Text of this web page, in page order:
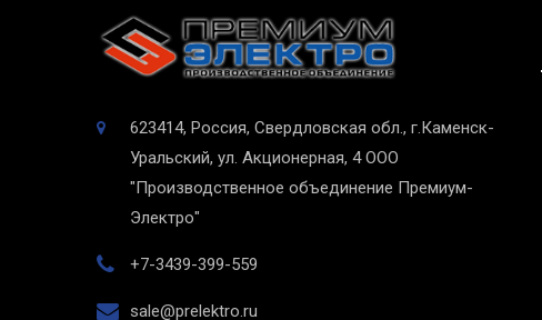
623414, Россия, Свердловская обл., г.Каменск-
Уральский, ул. Акционерная, 4 ООО
"Производственное объединение Премиум-
Электро"
+7-3439-399-559
sale@prelektro.ru